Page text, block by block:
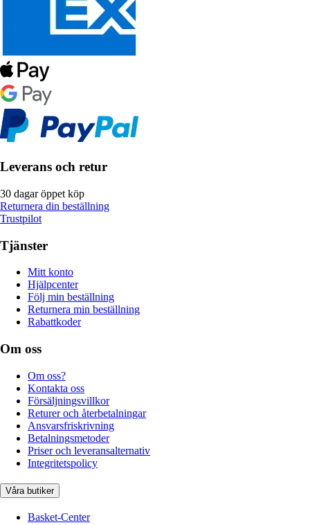
Leverans och retur
30 dagar öppet köp
Returnera din beställning
Trustpilot
Tjänster
Mitt konto
Hjälpcenter
Följ min beställning
Returnera min beställning
Rabattkoder
Om oss
Om oss?
Kontakta oss
Försäljningsvillkor
Returer och återbetalningar
Ansvarsfriskrivning
Betalningsmetoder
Priser och leveransalternativ
Integritetspolicy
Våra butiker
Basket-Center